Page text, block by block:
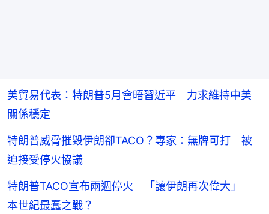
美貿易代表：特朗普5月會晤習近平 力求維持中美
關係穩定
特朗普威脅摧毀伊朗卻TACO？專家：無牌可打 被
迫接受停火協議
特朗普TACO宣布兩週停火 「讓伊朗再次偉大」
本世紀最蠢之戰？